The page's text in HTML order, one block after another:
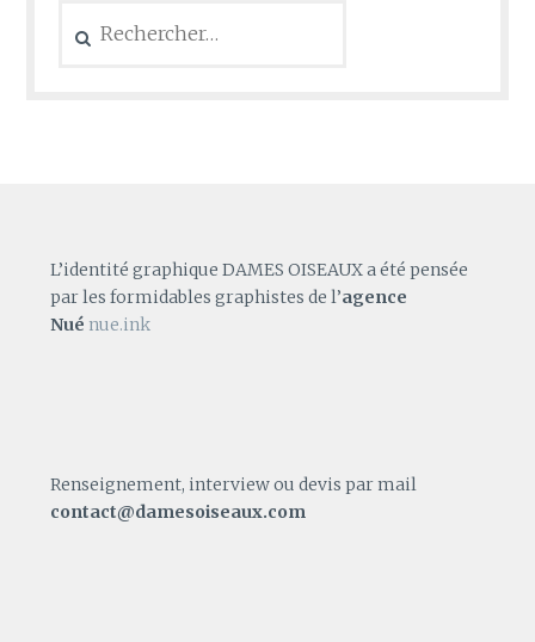
L’identité graphique DAMES OISEAUX a été pensée
par les formidables graphistes de l’agence
Nué nue.ink
Renseignement, interview ou devis par mail
contact@damesoiseaux.com